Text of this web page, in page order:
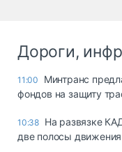
Дороги,
11:00
Минтранс
фондов на защиту
10:38 На развязке
две полосы движения